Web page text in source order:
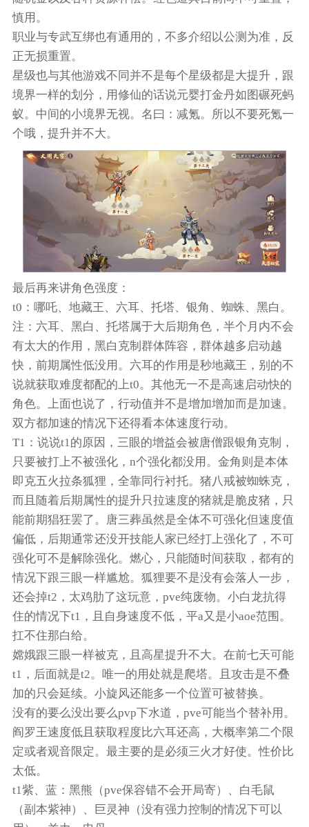
慎用。
职业与专武互绑也有通用的，不多介绍以公测为准，反
正无损重置。
星级也与其他游戏不同并不是每个星级都是大提升，跟
境界一样的划分，用修仙的话说元婴打金丹如图碾死蚂
蚁。中间的小境界无视。名曰：减氪。所以不要死氪一
个哦，提升并不大。
最后再来讲角色强度：
t0：哪吒、地藏王、六耳、托塔、银角、蜘蛛、黑白。
注：六耳、黑白、托塔属于大后期角色，半个月内不会
有太大的作用，黑白克制群体阵容，群体越多启动越
快，前期属性低没用。六耳的作用是秒地藏王，别的不
说就获取难度都配的上t0。其他无一不是高速启动快的
角色。上面也说了，行动值并不是增加增加而是加速。
双方都加速的情况下还得看本体速度行动。
T1：说说t1的原因，三眼的增益会被唐僧跟银角克制，
只要被打上不被强化，n个强化都没用。金角则是本体
即克五火拉条狐狸，全靠同行衬托。猪八戒被蜘蛛克，
而且随着后期属性的提升只拉速度的猪就是脆皮猪，只
能前期猖狂罢了。唐三葬虽然是全体不可强化但速度值
偏低，后期通常还没开技能人家已经打上强化了，不可
强化可不是解除强化。燃心，只能随时间获取，都有的
情况下跟三眼一样尴尬。狐狸要不是没有会落人一步，
还会掉t2，太鸡肋了这玩意，pve纯废物。小白龙抗得
住的情况下t1，且自身速度不低，平a又是小aoe范围。
扛不住那白给。
嫦娥跟三眼一样被克，且高星提升不大。在前七天可能
t1，后面就是t2。唯一的用处就是爬塔。且攻击是不叠
加的只会延续。小旋风还能多一个位置可被替换。
没有的要么没出要么pvp下水道，pve可能当个替补用。
阎罗王速度低且获取程度比六耳还高，大概率第二个限
定或者观音限定。最主要的是必须三火才好使。性价比
太低。
t1紫、蓝：黑熊（pve保容错不会开局寄）、白毛鼠
（副本紫神）、巨灵神（没有强力控制的情况下可以